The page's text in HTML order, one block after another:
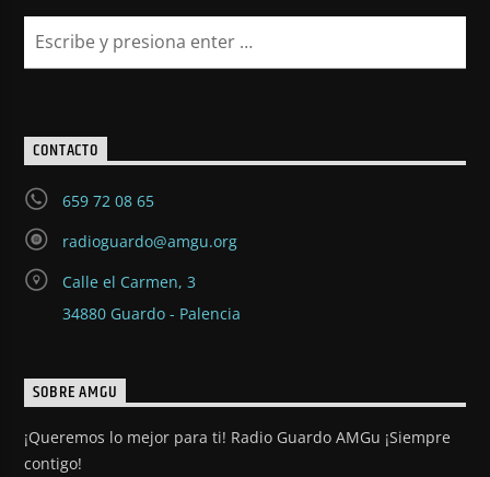
CONTACTO
659 72 08 65
radioguardo@amgu.org
Calle el Carmen, 3
34880 Guardo - Palencia
SOBRE AMGU
¡Queremos lo mejor para ti! Radio Guardo AMGu ¡Siempre
contigo!